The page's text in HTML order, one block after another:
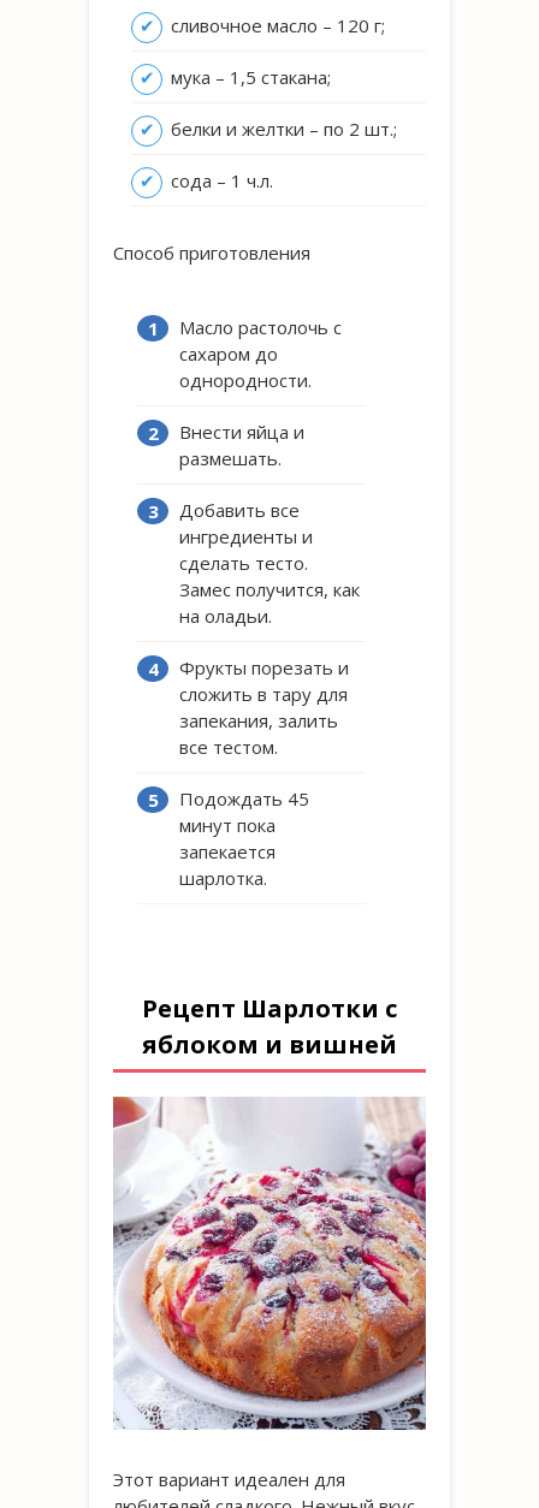
сливочное масло – 120 г;
мука – 1,5 стакана;
белки и желтки – по 2 шт.;
сода – 1 ч.л.
Способ приготовления
Масло растолочь с
сахаром до
однородности.
Внести яйца и
размешать.
Добавить все
ингредиенты и
сделать тесто.
Замес получится, как
на оладьи.
Фрукты порезать и
сложить в тару для
запекания, залить
все тестом.
Подождать 45
минут пока
запекается
шарлотка.
Рецепт Шарлотки с
яблоком и вишней
Этот вариант идеален для